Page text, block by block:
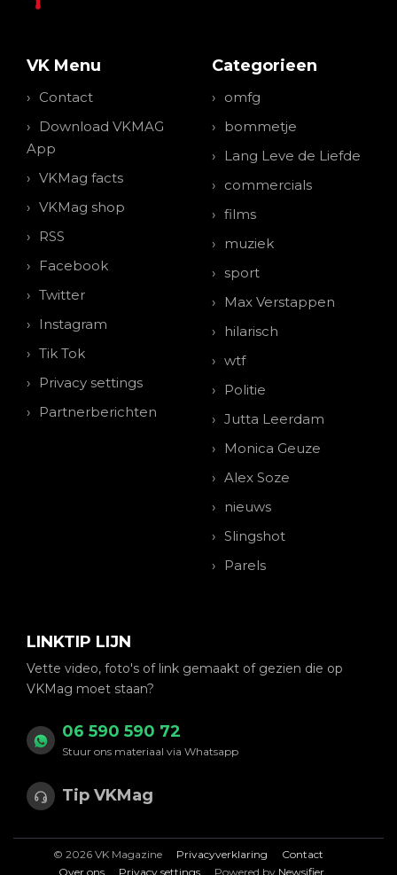
VK Menu
Contact
Download VKMAG
App
VKMag facts
VKMag shop
RSS
Facebook
Twitter
Instagram
Tik Tok
Privacy settings
Partnerberichten
Categorieen
omfg
bommetje
Lang Leve de Liefde
commercials
films
muziek
sport
Max Verstappen
hilarisch
wtf
Politie
Jutta Leerdam
Monica Geuze
Alex Soze
nieuws
Slingshot
Parels
LINKTIP LIJN
Vette video, foto's of link gemaakt of gezien die op
VKMag moet staan?
06 590 590 72
Stuur ons materiaal via Whatsapp
Tip VKMag
© 2026 VK Magazine Privacyverklaring
Contact
Over ons
Privacy settings Powered by Newsifier